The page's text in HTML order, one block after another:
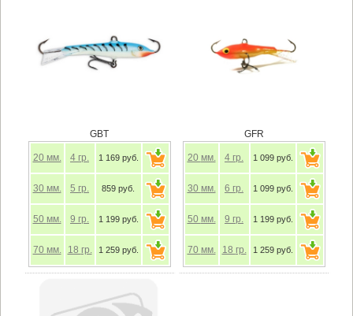
GBT
20 мм. 4 гр. 1 169 руб.
30 мм. 5 гр. 859 руб.
50 мм. 9 гр. 1 199 руб.
70 мм. 18 гр. 1 259 руб.
GFR
20 мм. 4 гр. 1 099 руб.
30 мм. 6 гр. 1 099 руб.
50 мм. 9 гр. 1 199 руб.
70 мм. 18 гр. 1 259 руб.